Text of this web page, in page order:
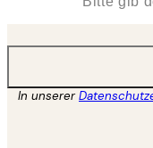
In unserer